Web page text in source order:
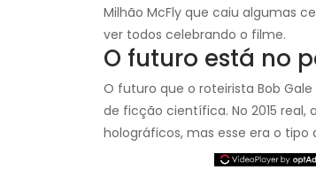
Milhão McFly que caiu algumas
ver todos celebrando o filme.
O futuro está no
O futuro que o roteirista Bob
de ficção científica. No 2015
holográficos, mas esse era o